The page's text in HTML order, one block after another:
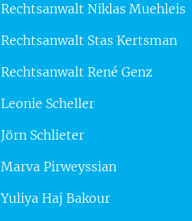
Rechtsanwalt Niklas Muehleis
Rechtsanwalt Stas Kertsman
Rechtsanwalt René Genz
Leonie Scheller
Jörn Schlieter
Marva Pirweyssian
Yuliya Haj Bakour